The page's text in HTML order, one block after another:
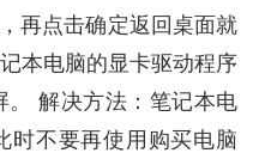
再点击确定返回桌面就
本电脑的显卡驱动程序
。 解决方法：笔记本电
时不要再使用购买电脑